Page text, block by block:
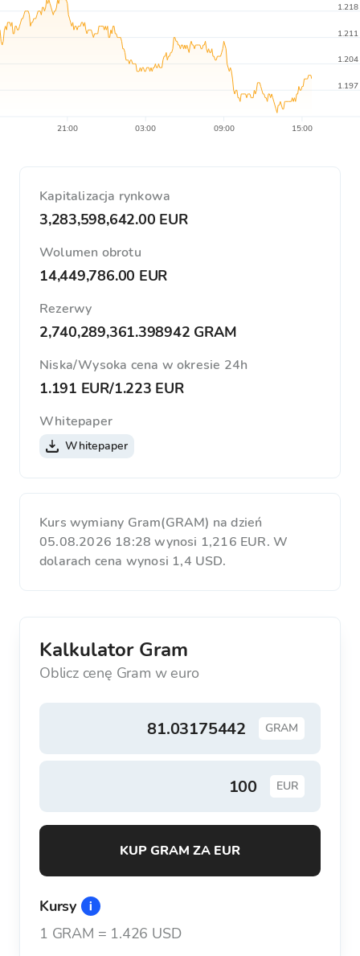
21:00 03:00 09:00 15:00
1.197
1.204
1.211
1.218
Kapitalizacja rynkowa
3,283,598,642.00 EUR
Wolumen obrotu
14,449,786.00 EUR
Rezerwy
2,740,289,361.398942 GRAM
Niska/Wysoka cena w okresie 24h
1.191 EUR/1.223 EUR
Whitepaper
Whitepaper
Kurs wymiany Gram(GRAM) na dzień
05.08.2026 18:28 wynosi 1,216 EUR. W
dolarach cena wynosi 1,4 USD.
Kalkulator Gram
Oblicz cenę Gram w euro
GRAM
EUR
KUP GRAM ZA EUR
Kursy
1 GRAM = 1.426 USD